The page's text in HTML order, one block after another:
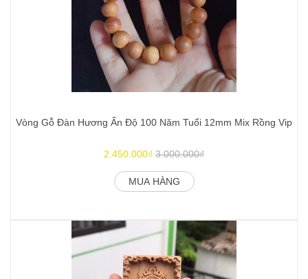
Vòng Gỗ Đàn Hương Ấn Độ 100 Năm Tuổi 12mm Mix Rồng Vip
2.450.000₫ 3.000.000₫
MUA HÀNG